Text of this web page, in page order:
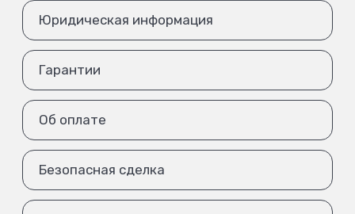
Юридическая информация
Гарантии
Об оплате
Безопасная сделка